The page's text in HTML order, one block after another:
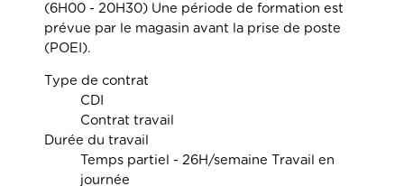
(6H00 - 20H30) Une période de formation est
prévue par le magasin avant la prise de poste
(POEI).
Type de contrat
CDI
Contrat travail
Durée du travail
Temps partiel - 26H/semaine Travail en
journée